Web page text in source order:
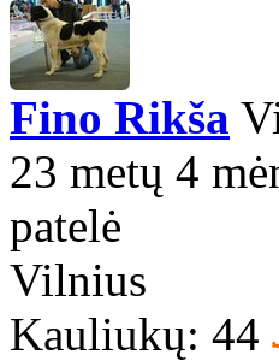
Fino Rikša
23 metų 4
patelė
Vilnius
Kauliukų: 44